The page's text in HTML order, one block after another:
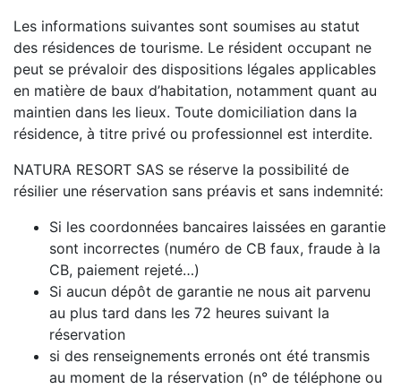
Les informations suivantes sont soumises au statut
des résidences de tourisme. Le résident occupant ne
peut se prévaloir des dispositions légales applicables
en matière de baux d’habitation, notamment quant au
maintien dans les lieux. Toute domiciliation dans la
résidence, à titre privé ou professionnel est interdite.
NATURA RESORT SAS se réserve la possibilité de
résilier une réservation sans préavis et sans indemnité:
Si les coordonnées bancaires laissées en garantie
sont incorrectes (numéro de CB faux, fraude à la
CB, paiement rejeté…)
Si aucun dépôt de garantie ne nous ait parvenu
au plus tard dans les 72 heures suivant la
réservation
si des renseignements erronés ont été transmis
au moment de la réservation (n° de téléphone ou